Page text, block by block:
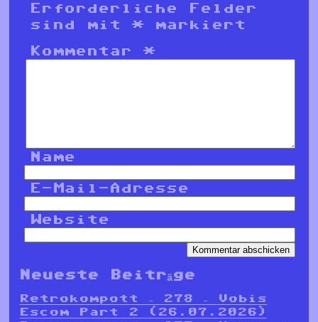
Erforderliche Felder
sind mit* markiert
Kommentar*
Name
E-Mail-Adresse
Website
Neueste Beiträge
Retrokompott – 278 – Vobis
Escom Part 2 (26.07.2026)